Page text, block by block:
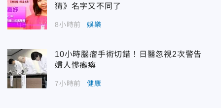
猜》名字又不同了
8小時前 娛樂
10小時腦瘤手術切錯！日醫忽視2次警告
婦人慘癱瘓
7小時前 健康